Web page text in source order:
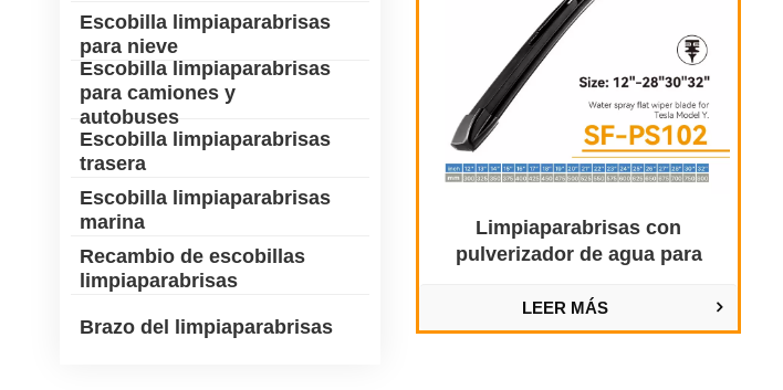
Escobilla limpiaparabrisas
para nieve
Escobilla limpiaparabrisas
para camiones y
autobuses
Escobilla limpiaparabrisas
trasera
Escobilla limpiaparabrisas
marina
Recambio de escobillas
limpiaparabrisas
Brazo del limpiaparabrisas
Limpiaparabrisas con
pulverizador de agua para
LEER MÁS